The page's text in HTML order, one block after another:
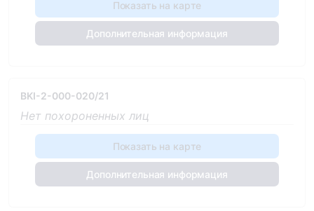
Показать на карте
Дополнительная информация
BKI-2-000-020/21
Нет похороненных лиц
Показать на карте
Дополнительная информация